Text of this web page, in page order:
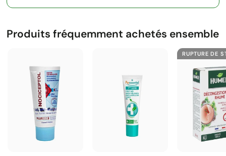
Produits fréquemment achetés ensemble
RUPTURE DE